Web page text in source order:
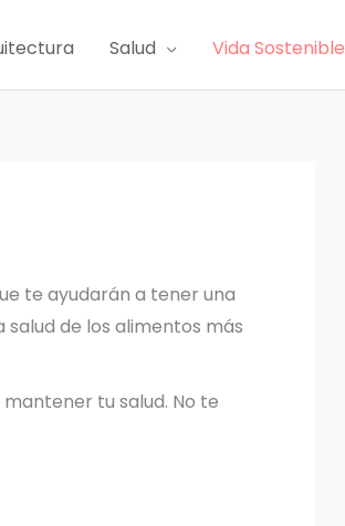
Salud Vida Sostenible
te ayudarán a tener una
de los alimentos más
tu salud. No te